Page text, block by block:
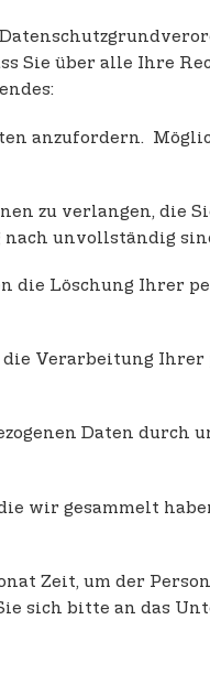
Sie über alle Ihre
anzufordern.
zu verlangen, die
unvollständig
die Löschung Ihrer
Verarbeitung Ihrer
Daten durch
wir gesammelt
Zeit, um der
sich bitte an das